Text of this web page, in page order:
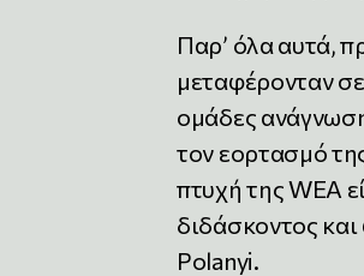
Παρ’ όλα αυτά,
μεταφέρονταν σε
ομάδες
τον εορτασμό
πτυχή της WEA
διδάσκοντος
Polanyi.